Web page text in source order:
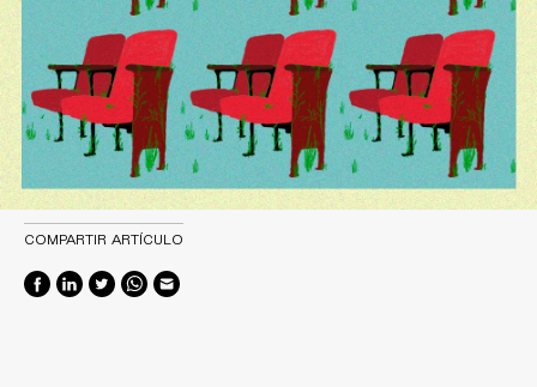
COMPARTIR ARTÍCULO